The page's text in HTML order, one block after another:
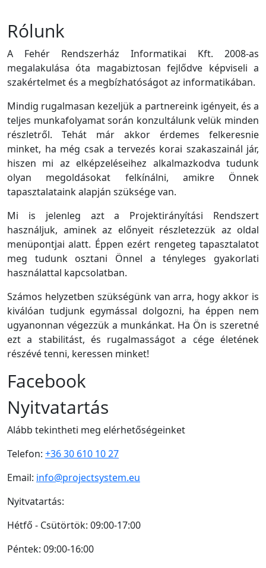
Rólunk
A Fehér Rendszerház Informatikai Kft. 2008-as
megalakulása óta magabiztosan fejlődve képviseli a
szakértelmet és a megbízhatóságot az informatikában.
Mindig rugalmasan kezeljük a partnereink igényeit, és a
teljes munkafolyamat során konzultálunk velük minden
részletről. Tehát már akkor érdemes felkeresnie
minket, ha még csak a tervezés korai szakaszainál jár,
hiszen mi az elképzeléseihez alkalmazkodva tudunk
olyan megoldásokat felkínálni, amikre Önnek
tapasztalataink alapján szüksége van.
Mi is jelenleg azt a Projektirányítási Rendszert
használjuk, aminek az előnyeit részletezzük az oldal
menüpontjai alatt. Éppen ezért rengeteg tapasztalatot
meg tudunk osztani Önnel a tényleges gyakorlati
használattal kapcsolatban.
Számos helyzetben szükségünk van arra, hogy akkor is
kiválóan tudjunk egymással dolgozni, ha éppen nem
ugyanonnan végezzük a munkánkat. Ha Ön is szeretné
ezt a stabilitást, és rugalmasságot a cége életének
részévé tenni, keressen minket!
Facebook
Nyitvatartás
Alább tekintheti meg elérhetőségeinket
Telefon: +36 30 610 10 27
Email: info@projectsystem.eu
Nyitvatartás:
Hétfő - Csütörtök: 09:00-17:00
Péntek: 09:00-16:00